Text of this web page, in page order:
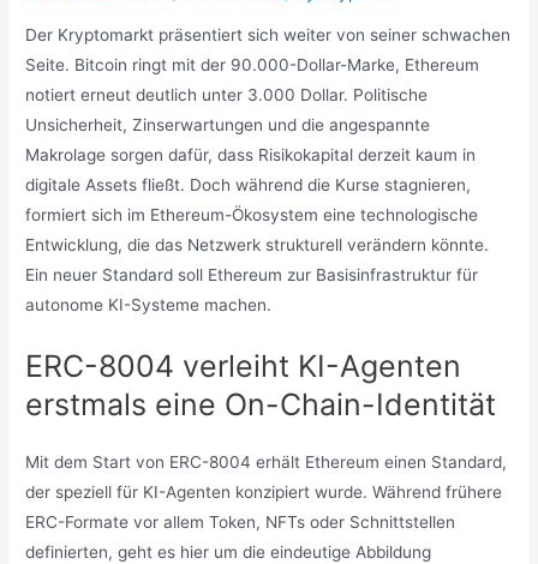
Der Kryptomarkt präsentiert sich weiter von seiner schwachen
Seite. Bitcoin ringt mit der 90.000-Dollar-Marke, Ethereum
notiert erneut deutlich unter 3.000 Dollar. Politische
Unsicherheit, Zinserwartungen und die angespannte
Makrolage sorgen dafür, dass Risikokapital derzeit kaum in
digitale Assets fließt. Doch während die Kurse stagnieren,
formiert sich im Ethereum-Ökosystem eine technologische
Entwicklung, die das Netzwerk strukturell verändern könnte.
Ein neuer Standard soll Ethereum zur Basisinfrastruktur für
autonome KI-Systeme machen.
ERC-8004 verleiht KI-Agenten
erstmals eine On-Chain-Identität
Mit dem Start von ERC-8004 erhält Ethereum einen Standard,
der speziell für KI-Agenten konzipiert wurde. Während frühere
ERC-Formate vor allem Token, NFTs oder Schnittstellen
definierten, geht es hier um die eindeutige Abbildung